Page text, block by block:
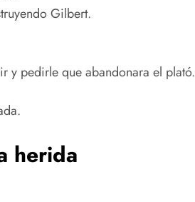
Gilbert.
y pedirle que abandonara el plató.
herida